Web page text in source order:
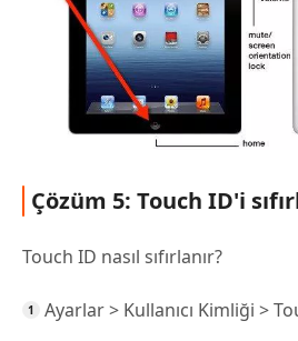
Çözüm 5: Touch ID'i
Touch ID nasıl sıfırlanır?
Ayarlar > Kullanıcı Kimliği >